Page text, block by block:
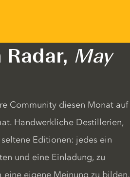
May
Community diesen Monat auf
Handwerkliche Destillerien,
Editionen: jedes ein
und eine Einladung, zu
eine eigene Meinung zu bilden.